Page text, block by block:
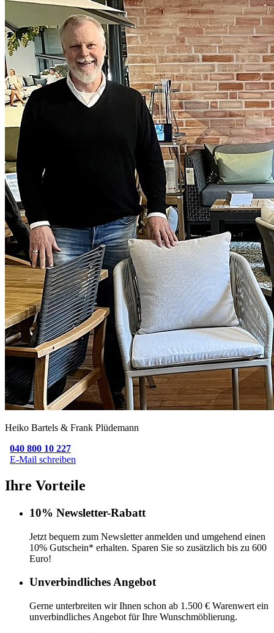
Heiko Bartels & Frank Plüdemann
040 800 10 227
E-Mail schreiben
Ihre Vorteile
10% Newsletter-Rabatt
Jetzt bequem zum Newsletter anmelden und umgehend einen
10% Gutschein* erhalten. Sparen Sie so zusätzlich bis zu 600
Euro!
Unverbindliches Angebot
Gerne unterbreiten wir Ihnen schon ab 1.500 € Warenwert ein
unverbindliches Angebot für Ihre Wunschmöblierung.